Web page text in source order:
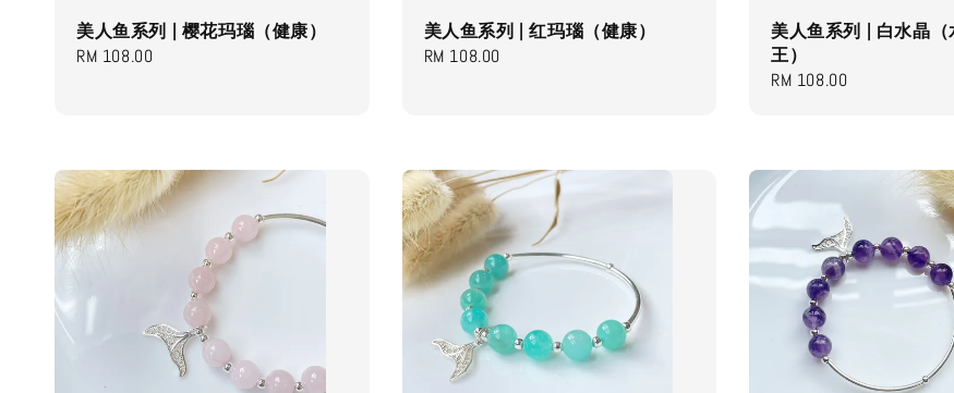
美人鱼系列 | 樱花玛瑙（健康）
Regular
RM 108.00
美人鱼系列 | 红玛瑙（健康）
Regular
RM 108.00
美人鱼系列 | 白水晶（
王）
Regular
RM 108.00